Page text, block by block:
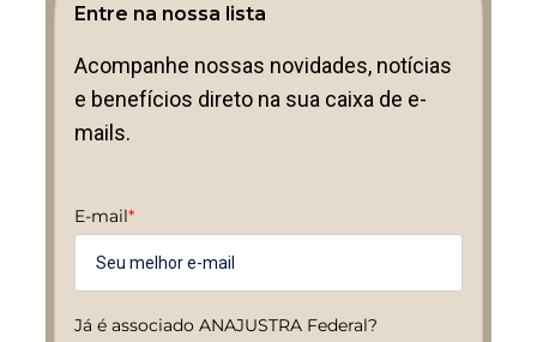
Entre na nossa lista
Acompanhe nossas novidades, notícias
e benefícios direto na sua caixa de e-
mails.
E-mail*
Já é associado ANAJUSTRA Federal?